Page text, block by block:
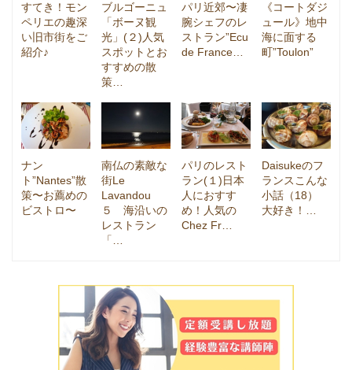
すてき！モン
ペリエの趣深
い旧市街をご
紹介♪
ブルゴーニュ
「ボーヌ観
光」(２)人気
スポットとお
すすめの散
策…
パリ近郊〜凄
腕シェフのレ
ストラン”Ecu
de France…
《コートダジ
ュール》地中
海に面する
町”Toulon”
ナン
ト”Nantes”散
策〜お薦めの
ビストロ〜
南仏の素敵な
街Le
Lavandou
５ 海沿いの
レストラン
「…
パリのレスト
ラン(１)日本
人におすす
め！人気の
Chez Fr…
Daisukeのフ
ランスこんな
小話（18）
大好き！…